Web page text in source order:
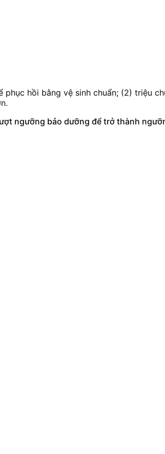
hồi bằng vệ sinh chuẩn; (2) triệu
ngưỡng bảo dưỡng để trở thành